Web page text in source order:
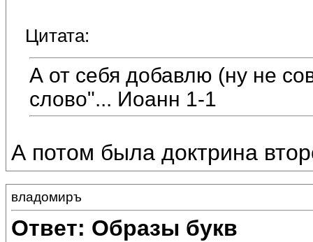
Цитата:
А от себя добавлю (ну не
слово"... Иоанн 1-1
А потом была доктрина
владомиръ
Ответ: Образы букв